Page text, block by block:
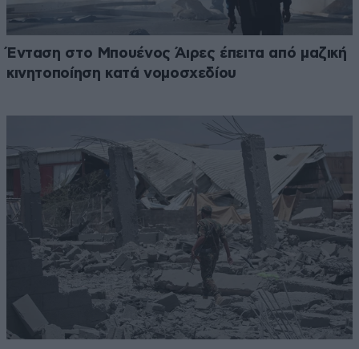
Ένταση στο Μπουένος Άιρες έπειτα από μαζική
κινητοποίηση κατά νομοσχεδίου